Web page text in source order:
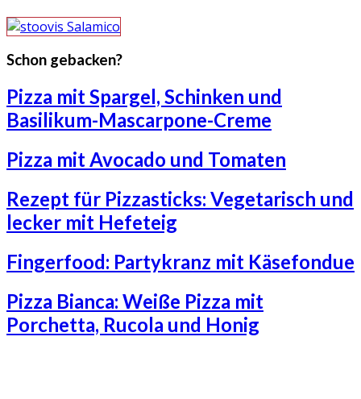
Schon gebacken?
Pizza mit Spargel, Schinken und
Basilikum-Mascarpone-Creme
Pizza mit Avocado und Tomaten
Rezept für Pizzasticks: Vegetarisch und
lecker mit Hefeteig
Fingerfood: Partykranz mit Käsefondue
Pizza Bianca: Weiße Pizza mit
Porchetta, Rucola und Honig